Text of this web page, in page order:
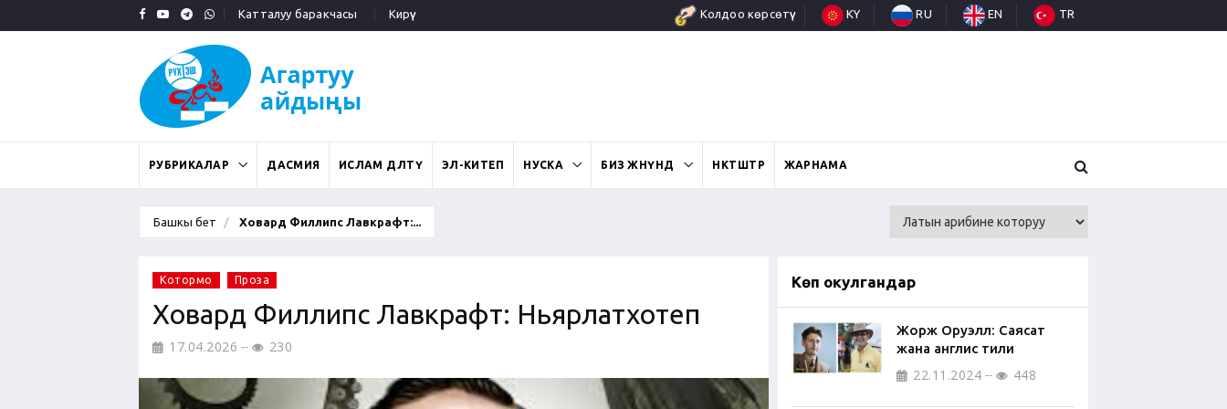
Катталуу баракчасы Кирүү Колдоо көрсөтүү KY RU EN TR
РУБРИКАЛАР ДАСМИЯ ИСЛАМ ДӨӨЛӨТҮ ЭЛ-КИТЕП НУСКА БИЗ ЖӨНҮНДӨ ӨНӨКТӨШТӨР ЖАРНАМА
Башкы бет Ховард Филлипс Лавкрафт:...
Котормо Проза
Ховард Филлипс Лавкрафт: Ньярлатхотеп
17.04.2026 230
Көп окулгандар
Жорж Оруэлл: Саясат
жана англис тили
22.11.2024 448